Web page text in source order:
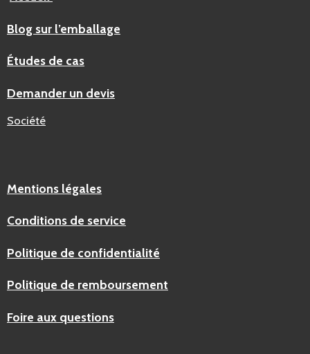
Blog sur l’emballage
Études de cas
Demander un devis
Société
Mentions légales
Conditions de service
Politique de confidentialité
Politique de remboursement
Foire aux questions